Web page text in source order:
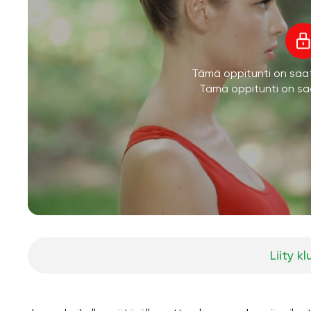
Tämä oppitunti on
Tämä oppitunti on
Liity